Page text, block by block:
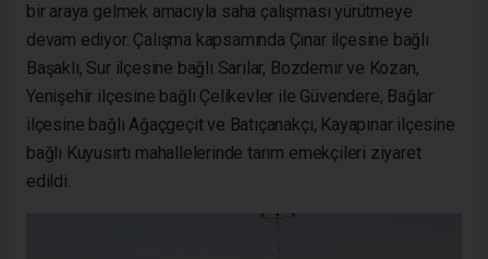
bir araya gelmek amacıyla saha çalışması yürütmeye
devam ediyor. Çalışma kapsamında Çınar ilçesine bağlı
Başaklı, Sur ilçesine bağlı Sarılar, Bozdemir ve Kozan,
Yenişehir ilçesine bağlı Çelikevler ile Güvendere, Bağlar
ilçesine bağlı Ağaçgeçit ve Batıçanakçı, Kayapınar ilçesine
bağlı Kuyusırtı mahallelerinde tarım emekçileri ziyaret
edildi.